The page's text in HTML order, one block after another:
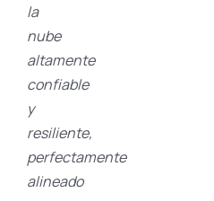
la
nube
altamente
confiable
y
resiliente,
perfectamente
alineado